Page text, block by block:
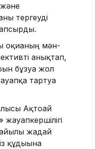
тергеуді
оқиғаның мән-
анықтап,
бұзуға жол
тартуға
Ақтоғай
жағдай
құдығына